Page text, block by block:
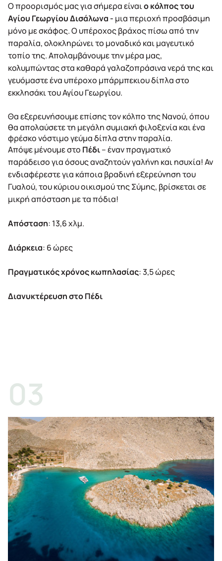
Ο προορισμός μας για σήμερα είναιο κόλπος του
Αγίου Γεωργίου Δισάλωνα - μια περιοχή προσβάσιμη
μόνο με σκάφος. Ο υπέροχος βράχος πίσω από την
παραλία, ολοκληρώνει το μοναδικό και μαγευτικό
τοπίο της. Απολαμβάνουμε την μέρα μας,
κολυμπώντας στα καθαρά γαλαζοπράσινα νερά της και
γευόμαστε ένα υπέροχο μπάρμπεκιου δίπλα στο
εκκλησάκι του Αγίου Γεωργίου.
Θα εξερευνήσουμε επίσης τον κόλπο της Νανού, όπου
θα απολαύσετε τη μεγάλη συμιακή φιλοξενία και ένα
φρέσκο νόστιμο γεύμα δίπλα στην παραλία.
Απόψε μένουμε στο Πέδι– έναν πραγματικό
παράδεισο για όσους αναζητούν γαλήνη και ησυχία! Αν
ενδιαφέρεστε για κάποια βραδινή εξερεύνηση του
Γυαλού, του κύριου οικισμού της Σύμης, βρίσκεται σε
μικρή απόσταση με τα πόδια!
Απόσταση: 13,6 χλμ.
Διάρκεια: 6 ώρες
Πραγματικός χρόνος κωπηλασίας: 3,5 ώρες
Διανυκτέρευση στο Πέδι